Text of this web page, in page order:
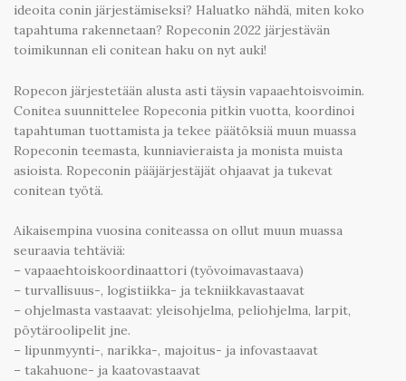
ideoita conin järjestämiseksi? Haluatko nähdä, miten koko
tapahtuma rakennetaan? Ropeconin 2022 järjestävän
toimikunnan eli conitean haku on nyt auki!
Ropecon järjestetään alusta asti täysin vapaaehtoisvoimin.
Conitea suunnittelee Ropeconia pitkin vuotta, koordinoi
tapahtuman tuottamista ja tekee päätöksiä muun muassa
Ropeconin teemasta, kunniavieraista ja monista muista
asioista. Ropeconin pääjärjestäjät ohjaavat ja tukevat
conitean työtä.
Aikaisempina vuosina coniteassa on ollut muun muassa
seuraavia tehtäviä:
– vapaaehtoiskoordinaattori (työvoimavastaava)
– turvallisuus-, logistiikka- ja tekniikkavastaavat
– ohjelmasta vastaavat: yleisohjelma, peliohjelma, larpit,
pöytäroolipelit jne.
– lipunmyynti-, narikka-, majoitus- ja infovastaavat
– takahuone- ja kaatovastaavat